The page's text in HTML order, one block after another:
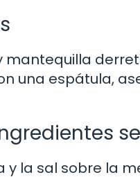
una espátula,
y la sal sobre la